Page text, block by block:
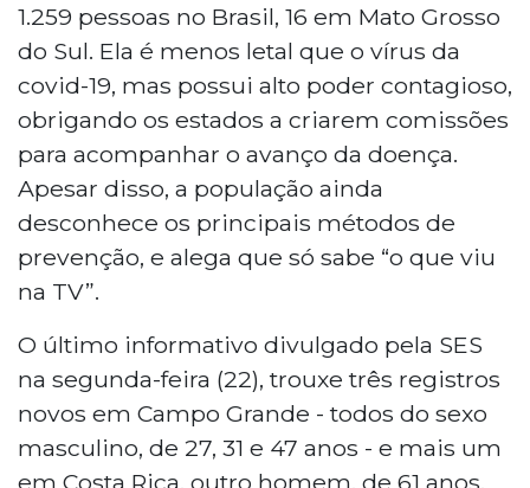
1.259 pessoas no Brasil, 16 em Mato Grosso
do Sul. Ela é menos letal que o vírus da
covid-19, mas possui alto poder contagioso,
obrigando os estados a criarem comissões
para acompanhar o avanço da doença.
Apesar disso, a população ainda
desconhece os principais métodos de
prevenção, e alega que só sabe “o que viu
na TV”.
O último informativo divulgado pela SES
na segunda-feira (22), trouxe três registros
novos em Campo Grande - todos do sexo
masculino, de 27, 31 e 47 anos - e mais um
em Costa Rica, outro homem, de 61 anos.